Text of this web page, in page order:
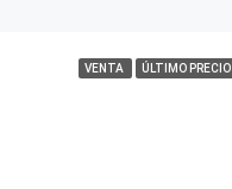
VENTA ÚLTIMO PRECIO